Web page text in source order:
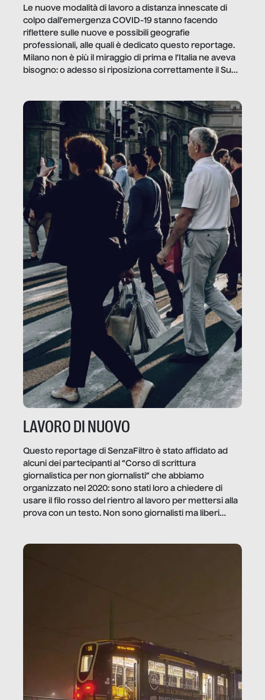
Le nuove modalità di lavoro a distanza innescate di
colpo dall’emergenza COVID-19 stanno facendo
riflettere sulle nuove e possibili geografie
professionali, alle quali è dedicato questo reportage.
Milano non è più il miraggio di prima e l’Italia ne aveva
bisogno: o adesso si riposiziona correttamente il Sud
LAVORO DI NUOVO
Questo reportage di SenzaFiltro è stato affidato ad
alcuni dei partecipanti al “Corso di scrittura
giornalistica per non giornalisti” che abbiamo
organizzato nel 2020: sono stati loro a chiedere di
usare il filo rosso del rientro al lavoro per mettersi alla
prova con un testo. Non sono giornalisti ma liberi